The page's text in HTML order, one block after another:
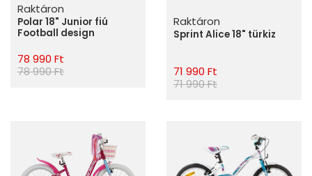
Raktáron
Polar 18" Junior fiú
Football design
78 990 Ft
78 990 Ft
Raktáron
Sprint Alice 18" türkiz
71 990 Ft
71 990 Ft